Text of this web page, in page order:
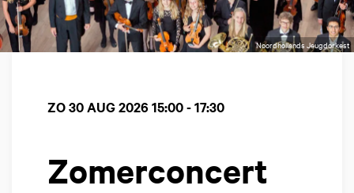
Noordhollands Jeugdorkest
Zomerconcert
ZO 30 AUG 2026 15:00 - 17:30